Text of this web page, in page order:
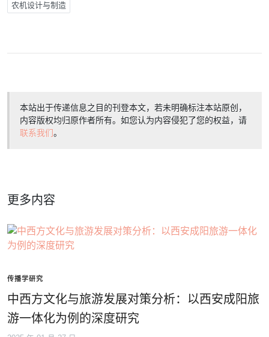
农机设计与制造
本站出于传递信息之目的刊登本文，若未明确标注本站原创，
内容版权均归原作者所有。如您认为内容侵犯了您的权益，请
联系我们。
更多内容
传播学研究
中西方文化与旅游发展对策分析：以西安成阳旅
游一体化为例的深度研究